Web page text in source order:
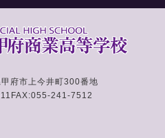
甲府市上今井町300番地
FAX:055-241-7512